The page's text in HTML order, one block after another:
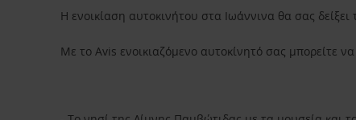
Η ενοικίαση αυτοκινήτου στα Ιωάννινα θα σας
Με το Avis ενοικιαζόμενο αυτοκίνητό σας μπορείτε